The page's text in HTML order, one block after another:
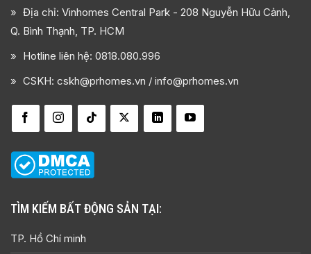
Địa chỉ: Vinhomes Central Park - 208 Nguyễn Hữu Cảnh,
Q. Bình Thạnh, TP. HCM
Hotline liên hệ: 0818.080.996
CSKH: cskh@prhomes.vn / info@prhomes.vn
TÌM KIẾM BẤT ĐỘNG SẢN TẠI:
TP. Hồ Chí minh